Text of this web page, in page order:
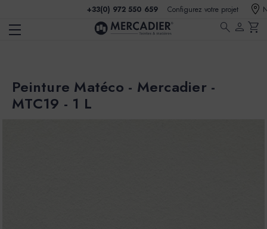
+33(0) 972 550 659 Configurez votre projet
search person shopping_cart
Peinture Matéco - Mercadier -
MTC19 - 1 L